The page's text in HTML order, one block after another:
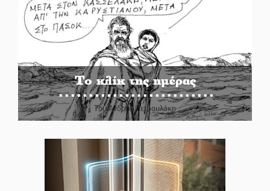
Το κλίκ της ημέρας
Του Ανδρέα Πετρουλάκη